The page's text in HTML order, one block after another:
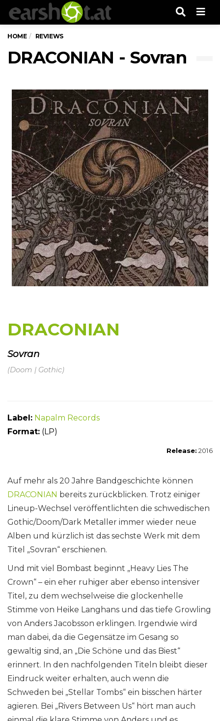
HOME REVIEWS
DRACONIAN - Sovran
DRACONIAN
Sovran
(Doom | Gothic)
Label: Napalm Records
Format: (LP)
Release: 2016
Auf mehr als 20 Jahre Bandgeschichte können
DRACONIAN bereits zurückblicken. Trotz einiger
Lineup-Wechsel veröffentlichten die schwedischen
Gothic/Doom/Dark Metaller immer wieder neue
Alben und kürzlich ist das sechste Werk mit dem
Titel „Sovran“ erschienen.
Und mit viel Bombast beginnt „Heavy Lies The
Crown“ – ein eher ruhiger aber ebenso intensiver
Titel, zu dem wechselweise die glockenhelle
Stimme von Heike Langhans und das tiefe Growling
von Anders Jacobsson erklingen. Irgendwie wird
man dabei, da die Gegensätze im Gesang so
gewaltig sind, an „Die Schöne und das Biest“
erinnert. In den nachfolgenden Titeln bleibt dieser
Eindruck weiter erhalten, auch wenn die
Schweden bei „Stellar Tombs“ ein bisschen härter
agieren. Bei „Rivers Between Us“ hört man auch